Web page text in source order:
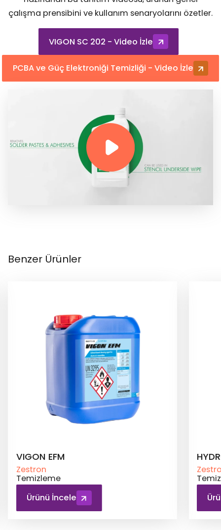
çalışma prensibini ve kullanım senaryolarını özetler.
VIGON SC 202 - Video İzle
PCBA ve Güç Elektroniği Temizliği - Video İzle
Benzer Ürünler
HYDRON SE 220
Zestron
Temizleme
Ürünü İncele